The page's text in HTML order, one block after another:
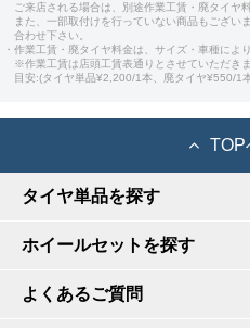
ご来店される場合は、別途作業工賃・廃タイヤ
また、一部取付けを行っていない商品もござい
合わせ下さい。
・作業工賃・廃タイヤ料金は、サイズ・車種によ
※作業工賃は店頭工賃表通りとさせていただきま
目安:(タイヤ単品¥2,200/1本、廃タイヤ¥550/1
TOP
タイヤ単品を探す
ホイールセットを探す
よくあるご質問